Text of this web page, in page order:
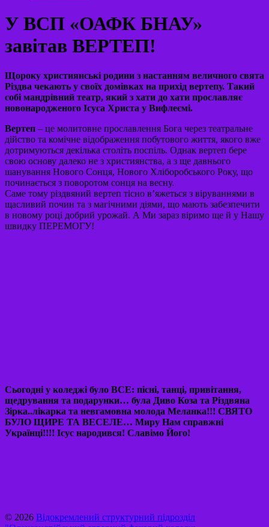
У ВСП «ОАФК БНАУ»
завітав ВЕРТЕП!
Щороку християнські родини з настанням величного свята
Різдва чекають у своїх домівках на прихід вертепу. Такий
собі мандрівний театр, який з хати до хати прославляє
новонародженого Ісуса Христа у Вифлеємі.
Вертеп – це молитовне прославлення Бога через театральне
дійство та комічне відображення побутового життя, якого вже
дотримуються декілька століть поспіль. Однак вертеп бере
свою основу далеко не з християнства, а з ще давнього
шанування Нового Сонця, Нового Хліборобського Року, що
починається з поворотом сонця на весну.
Саме тому різдвяний вертеп тісно в’яжеться з віруваннями в
щасливий почин та з магічними діями, що мають забезпечити
в новому році добрий урожай. А Ми зараз віримо ще й у Нашу
швидку ПЕРЕМОГУ!
Сьогодні у коледжі було ВСЕ: пісні, танці, привітання,
щедрування та подарунки… була Диво Коза та Різдвяна
Зірка..лікарка та невгамовна молода Меланка!!! СВЯТО
БУЛО ЩИРЕ ТА ВЕСЕЛЕ… Миру Нам справжні
Українці!!!! Ісус народився! Славімо Його!
© 2026 Відокремлений структурний підрозділ